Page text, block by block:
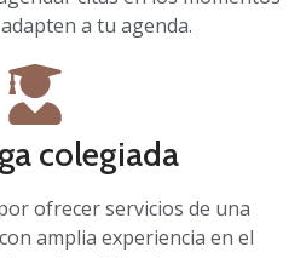
a tu agenda.
colegiada
ofrecer servicios de una
amplia experiencia en el